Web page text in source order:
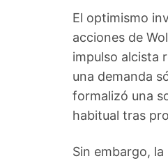
El optimismo
acciones de
impulso alcista
una demanda
formalizó una
habitual tras
Sin embargo,